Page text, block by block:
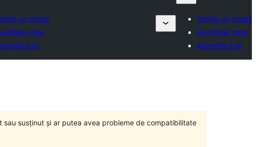
un modul
mele
te
Trimite un modul
Favoritele mele
Autentifică-te
sau susținut și ar putea avea probleme de compatibilitate